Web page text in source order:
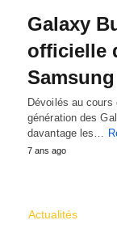
Galaxy
officielle
Samsung
Dévoilés au
génération des
davantage les…
7 ans ago
Actualités